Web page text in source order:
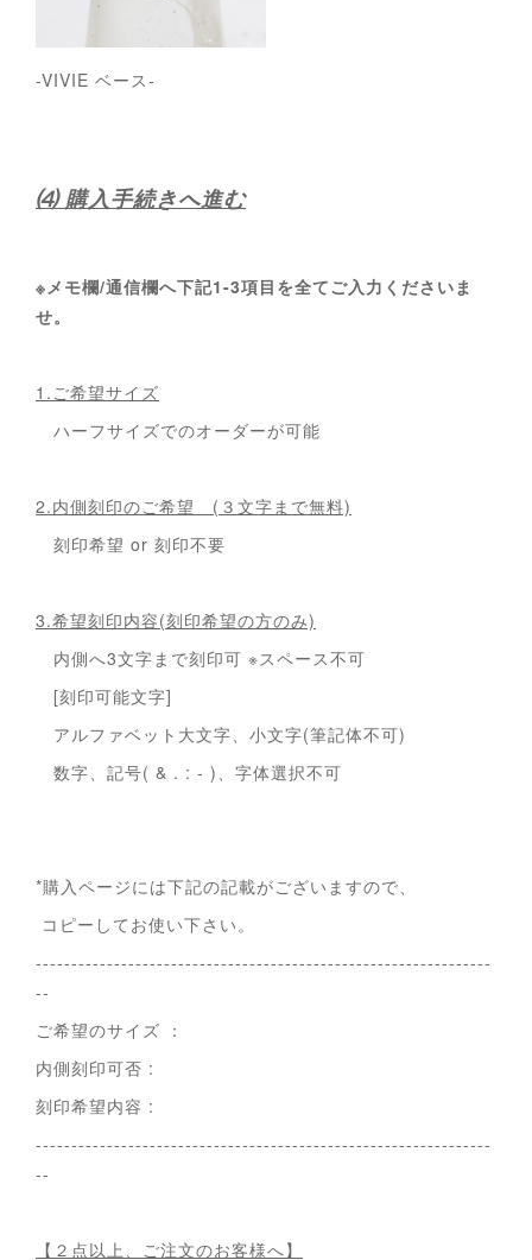
-VIVIE ベース-
⑷ 購入手続きへ進む
※メモ欄/通信欄へ下記1-3項目を全てご入力くださいま
せ。
1.ご希望サイズ
ハーフサイズでのオーダーが可能
2.内側刻印のご希望 (３文字まで無料)
刻印希望 or 刻印不要
3.希望刻印内容(刻印希望の方のみ)
内側へ3文字まで刻印可 ※スペース不可
[刻印可能文字]
アルファベット大文字、小文字(筆記体不可)
数字、記号( & . : - )、字体選択不可
*購入ページには下記の記載がございますので、
コピーしてお使い下さい。
----------------------------------------------------------------
--
ご希望のサイズ ：
内側刻印可否 :
刻印希望内容 :
----------------------------------------------------------------
--
【２点以上、ご注文のお客様へ】